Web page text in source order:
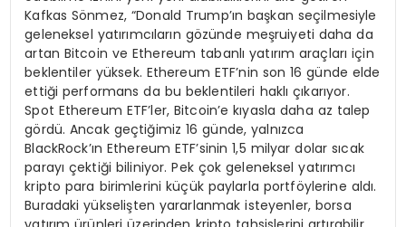
Kafkas Sönmez, “Donald Trump’ın başkan seçilmesiyle
geleneksel yatırımcıların gözünde meşruiyeti daha da
artan Bitcoin ve Ethereum tabanlı yatırım araçları için
beklentiler yüksek. Ethereum ETF’nin son 16 günde elde
ettiği performans da bu beklentileri haklı çıkarıyor.
Spot Ethereum ETF’ler, Bitcoin’e kıyasla daha az talep
gördü. Ancak geçtiğimiz 16 günde, yalnızca
BlackRock’ın Ethereum ETF’sinin 1,5 milyar dolar sıcak
parayı çektiği biliniyor. Pek çok geleneksel yatırımcı
kripto para birimlerini küçük paylarla portföylerine aldı.
Buradaki yükselişten yararlanmak isteyenler, borsa